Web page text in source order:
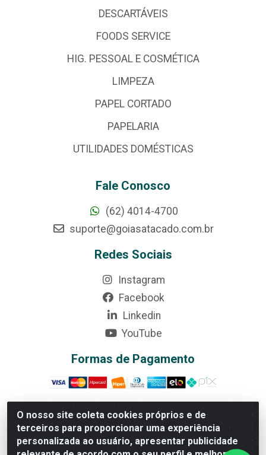
O nosso site coleta cookies próprios e de
terceiros para proporcionar uma experiência
personalizada ao usuário, apresentar publicidade
DESCARTÁVEIS
FOODS SERVICE
HIG. PESSOAL E COSMÉTICA
LIMPEZA
PAPEL CORTADO
PAPELARIA
UTILIDADES DOMÉSTICAS
Fale Conosco
(62) 4014-4700
suporte@goiasatacado.com.br
Redes Sociais
Instagram
Facebook
Linkedin
YouTube
Formas de Pagamento
Rede Brasil - Avenida Universitária, nº 3860, Jardim das
Américas II Etapa - Anápolis/GO - CEP 75070-415 -